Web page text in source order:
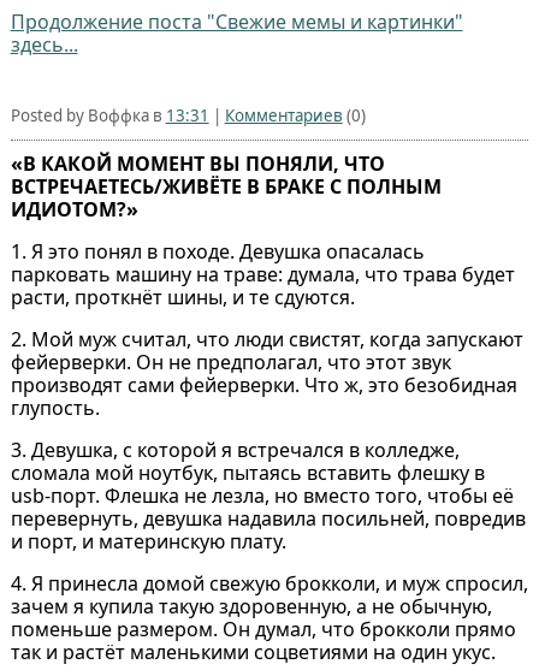
Продолжение поста "Свежие мемы и картинки"
здесь...
Posted by Воффка в 13:31 | Комментариев (0)
«В КАКОЙ МОМЕНТ ВЫ ПОНЯЛИ, ЧТО
ВСТРЕЧАЕТЕСЬ/ЖИВЁТЕ В БРАКЕ С ПОЛНЫМ
ИДИОТОМ?»
1. Я это понял в походе. Девушка опасалась
парковать машину на траве: думала, что трава будет
расти, проткнёт шины, и те сдуются.
2. Мой муж считал, что люди свистят, когда запускают
фейерверки. Он не предполагал, что этот звук
производят сами фейерверки. Что ж, это безобидная
глупость.
3. Девушка, с которой я встречался в колледже,
сломала мой ноутбук, пытаясь вставить флешку в
usb-порт. Флешка не лезла, но вместо того, чтобы её
перевернуть, девушка надавила посильней, повредив
и порт, и материнскую плату.
4. Я принесла домой свежую брокколи, и муж спросил,
зачем я купила такую здоровенную, а не обычную,
поменьше размером. Он думал, что брокколи прямо
так и растёт маленькими соцветиями на один укус.